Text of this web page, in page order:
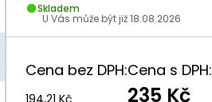
Skladem
U Vás může být již18.08.2026
Cena bez DPH:
194,21 Kč
Cena s DPH:
235 Kč